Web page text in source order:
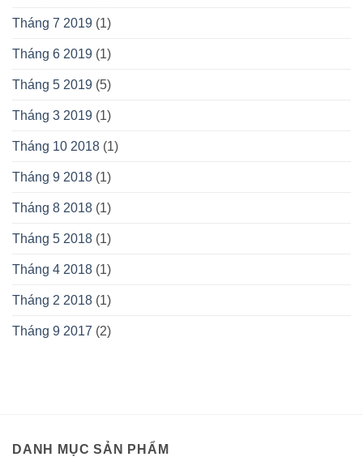
Tháng 7 2019 (1)
Tháng 6 2019 (1)
Tháng 5 2019 (5)
Tháng 3 2019 (1)
Tháng 10 2018 (1)
Tháng 9 2018 (1)
Tháng 8 2018 (1)
Tháng 5 2018 (1)
Tháng 4 2018 (1)
Tháng 2 2018 (1)
Tháng 9 2017 (2)
DANH MỤC SẢN PHẨM